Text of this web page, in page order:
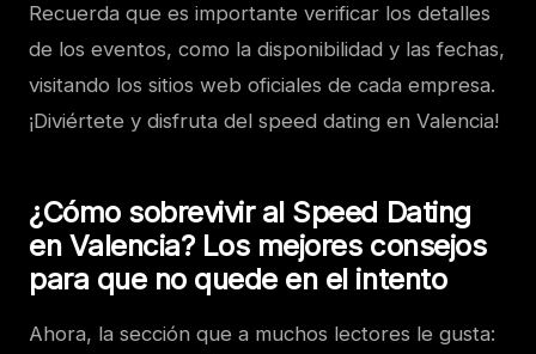
Recuerda que es importante verificar los detalles
de los eventos, como la disponibilidad y las fechas,
visitando los sitios web oficiales de cada empresa.
¡Diviértete y disfruta del speed dating en Valencia!
¿Cómo sobrevivir al Speed Dating
en Valencia? Los mejores consejos
para que no quede en el intento
Ahora, la sección que a muchos lectores le gusta: